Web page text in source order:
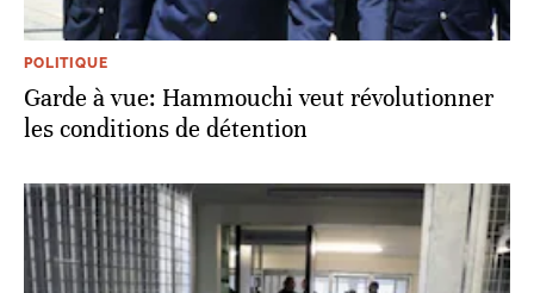
POLITIQUE
Garde à vue: Hammouchi veut révolutionner
les conditions de détention